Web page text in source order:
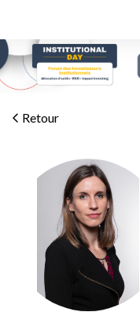
Retour